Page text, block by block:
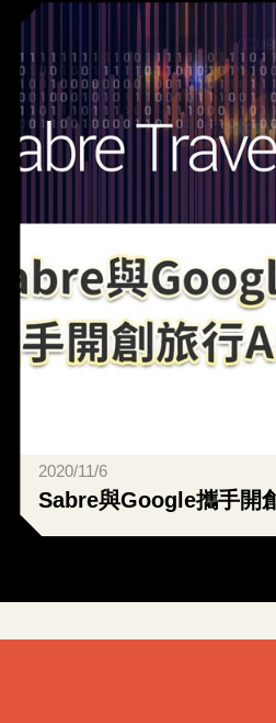
2020/11/6
Sabre與Google攜手開